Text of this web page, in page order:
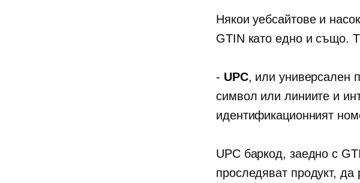
Някои уебсайтове и
GTIN като едно и също.
- UPC, или универсален
символ или линиите и
идентификационният
UPC баркод, заедно с
проследяват продукт, да